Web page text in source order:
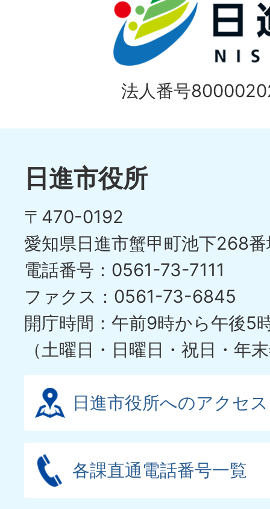
ス
ラ
イ
ド
枚
目
の
イ
目
の
ス
ラ
イ
ド
法人番号
日進市役所
〒470-0192
愛知県日進市蟹甲町池下268
電話番号：0561-73-7111
ファクス：0561-73-6845
開庁時間：午前9時から午後5
（土曜日・日曜日・祝日・年
日進市役所へのアクセス
各課直通電話番号一覧